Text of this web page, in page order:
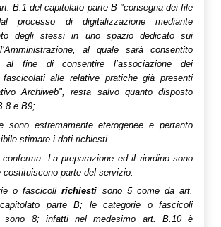
B.1 del capitolato parte B "consegna dei file
processo di digitalizzazione mediante
degli stessi in uno spazio dedicato sui
al quale sarà consentito
al fine di consentire l’associazione dei
fascicolati alle relative pratiche già presenti
Archiweb", resta salvo quanto disposto
e B9;
sono estremamente eterogenee e pertanto
stimare i dati richiesti.
La preparazione ed il riordino sono
parte del servizio.
o fascicolirichiesti sono 5 come da art.
parte B; le categorie o fascicoli
sono 8; infatti nel medesimo art. B.10 è